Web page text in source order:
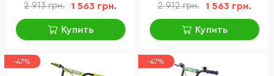
2 913 грн. 1 563 грн.
Купить
2 912 грн. 1 563 грн.
Купить
-47% -47%